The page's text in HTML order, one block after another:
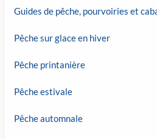
Guides de pêche, pourvoiries et
Pêche sur glace en hiver
Pêche printanière
Pêche estivale
Pêche automnale